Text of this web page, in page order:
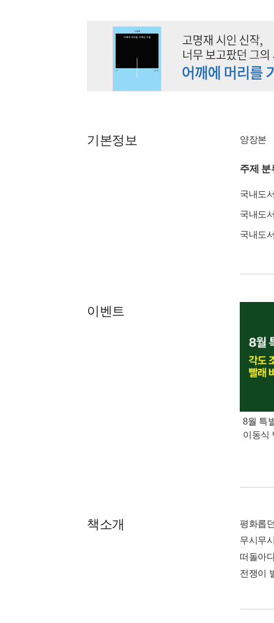
기본정보 양장본
주제 분
국내도
국내도
국내도
이벤트
8월 특
이동식
책소개
평화롭
무시무
떠돌아
전쟁이